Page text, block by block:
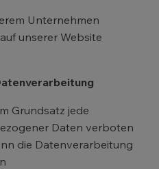
Unternehmen
unserer Website
Grundsatz jede
Daten verboten
die Datenverarbeitung